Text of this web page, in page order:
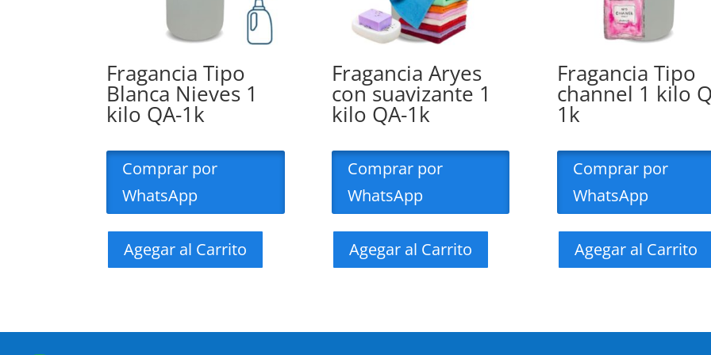
Fragancia Tipo
Blanca Nieves 1
kilo QA-1k
Comprar por
WhatsApp
Agegar al Carrito
Fragancia Aryes
con suavizante 1
kilo QA-1k
Comprar por
WhatsApp
Agegar al Carrito
Fragancia Tipo
channel 1 kilo
1k
Comprar por
WhatsApp
Agegar al Carrito